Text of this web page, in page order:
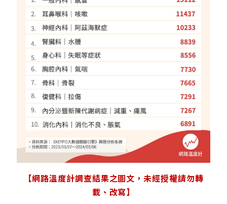
【網路溫度計調查結果之圖文 ，未經授權請勿轉
載、改寫】